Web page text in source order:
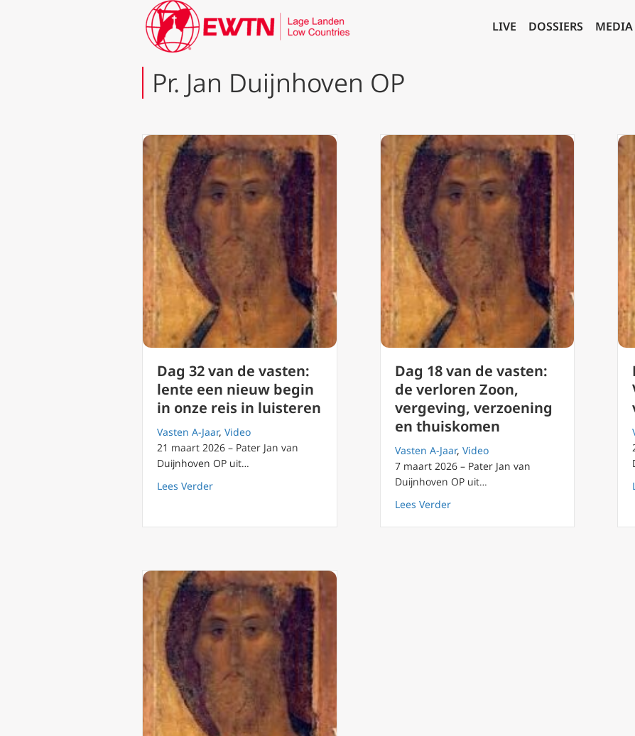
LIVE DOSSIERS MEDIA
Pr. Jan Duijnhoven OP
Dag 32 van de vasten:
lente een nieuw begin
in onze reis in luisteren
Vasten A-Jaar, Video
21 maart 2026 – Pater Jan van
Duijnhoven OP uit…
Lees Verderabout Dag 32 van de vasten: lente een nieuw begin in onze reis in luisteren
Dag 18 van de vasten:
de verloren Zoon,
vergeving, verzoening
en thuiskomen
Vasten A-Jaar, Video
7 maart 2026 – Pater Jan van
Duijnhoven OP uit…
Lees Verderabout Dag 18 van de vasten: de